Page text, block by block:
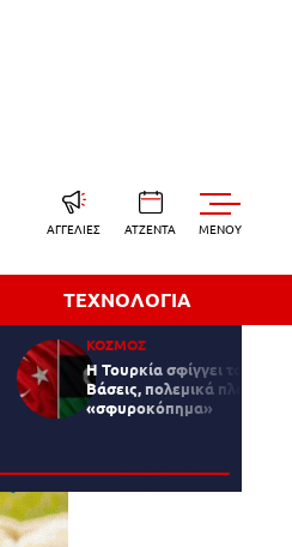
ΑΓΓΕΛΙΕΣ ΑΤΖΕΝΤΑ
ΤΕΧΝΟΛΟΓΙΑ
ΚΟΣΜΟΣ
Η Τουρκία σφίγγει τον
Βάσεις, πολεμικά πλοία
«σφυροκόπημα»
MENOY